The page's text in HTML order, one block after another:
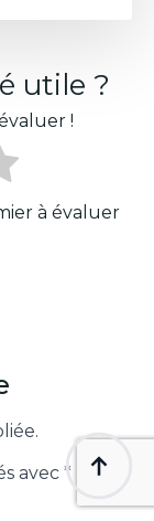
utile ?
!
à évaluer
avec *